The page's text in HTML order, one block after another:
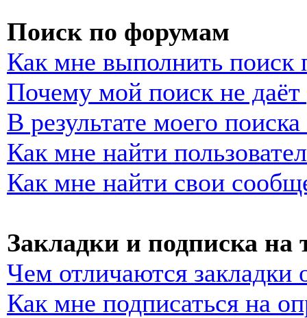
Поиск по форумам
Как мне выполнить
Почему мой поиск не даёт
В результате моего
Как мне найти
Как мне найти свои
Закладки и подписка на
Чем отличаются закладки
Как мне подписаться на